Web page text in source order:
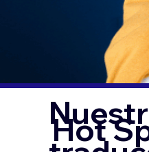
Hot